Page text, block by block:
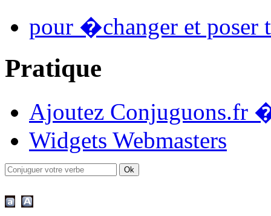
pour �changer et poser
Pratique
Ajoutez Conjuguons.fr
Widgets Webmasters